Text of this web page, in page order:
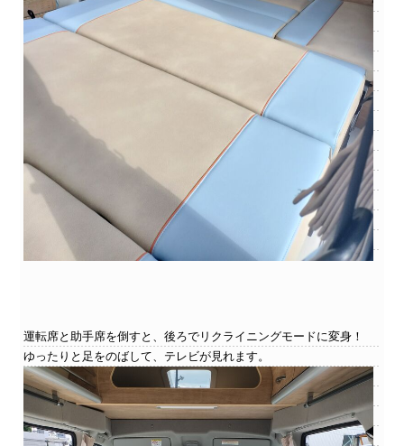
運転席と助手席を倒すと、後ろでリクライニングモードに変身！
ゆったりと足をのばして、テレビが見れます。